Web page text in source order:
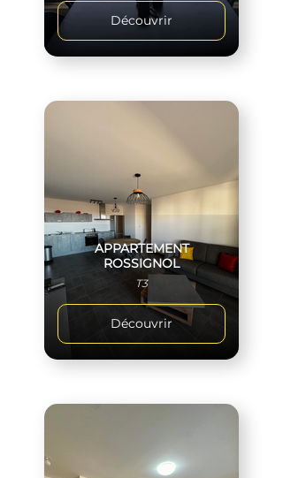
Découvrir
APPARTEMENT
ROSSIGNOL
T3
Découvrir